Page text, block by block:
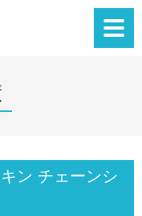
ン チェーンシ